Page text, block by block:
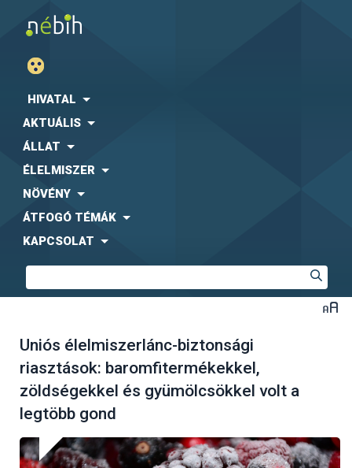
HIVATAL
AKTUÁLIS
ÁLLAT
ÉLELMISZER
NÖVÉNY
ÁTFOGÓ TÉMÁK
KAPCSOLAT
Uniós élelmiszerlánc-biztonsági
riasztások: baromfitermékekkel,
zöldségekkel és gyümölcsökkel volt a
legtöbb gond